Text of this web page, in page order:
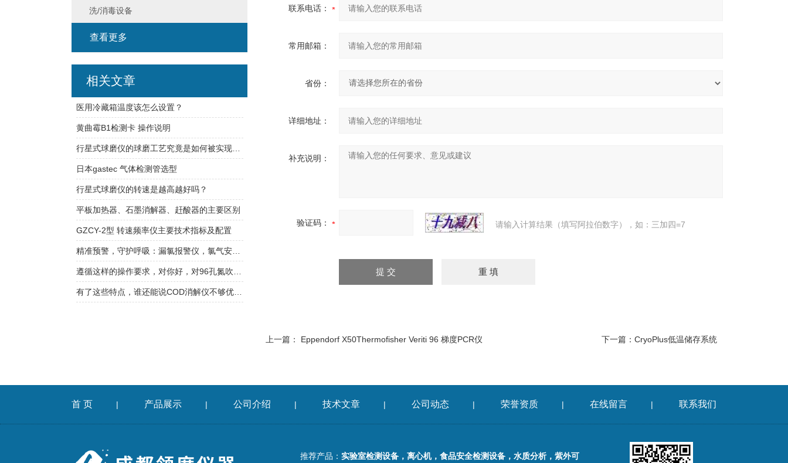
联系电话：
常用邮箱：
省份：
详细地址：
补充说明：
验证码： 请输入计算结果（填写阿拉伯数字），如：三加四=7
上一篇： Eppendorf X50Thermofisher Veriti 96 梯度PCR仪 下一篇： CryoPlus低温储存系统
洗/消毒设备
查看更多
相关文章
医用冷藏箱温度该怎么设置？
黄曲霉B1检测卡 操作说明
行星式球磨仪的球磨工艺究竟是如何被实现的？
日本gastec 气体检测管选型
行星式球磨仪的转速是越高越好吗？
平板加热器、石墨消解器、赶酸器的主要区别
GZCY-2型 转速频率仪主要技术指标及配置
精准预警，守护呼吸：漏氯报警仪，氯气安全防护的第一道防线
有了这些特点，谁还能说COD消解仪不够优质！
首 页 | 产品展示 | 公司介绍 | 技术文章 | 公司动态 | 荣誉资质 | 在线留言 | 联系我们
推荐产品： 实验室检测设备，离心机，食品安全检测设备，水质分析，紫外可